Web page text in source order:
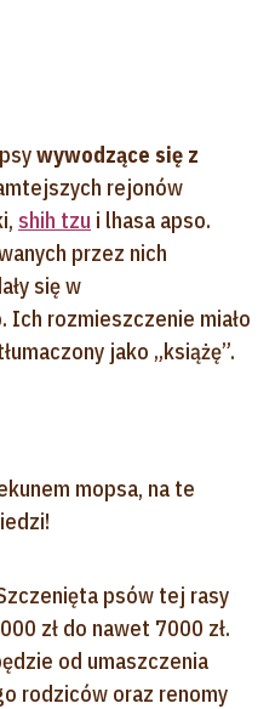
wywodzące się z
rejonów
shih tzu i lhasa apso.
przez nich
się w
rozmieszczenie miało
jako „książę”.
mopsa, na te
psów tej rasy
zł do nawet 7000 zł.
od umaszczenia
rodziców oraz renomy